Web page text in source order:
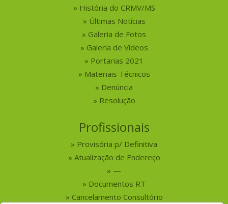
História do CRMV/MS
Últimas Notícias
Galeria de Fotos
Galeria de Vídeos
Portarias 2021
Materiais Técnicos
Denúncia
Resolução
Profissionais
Provisória p/ Definitiva
Atualização de Endereço
—
Documentos RT
Cancelamento Consultório